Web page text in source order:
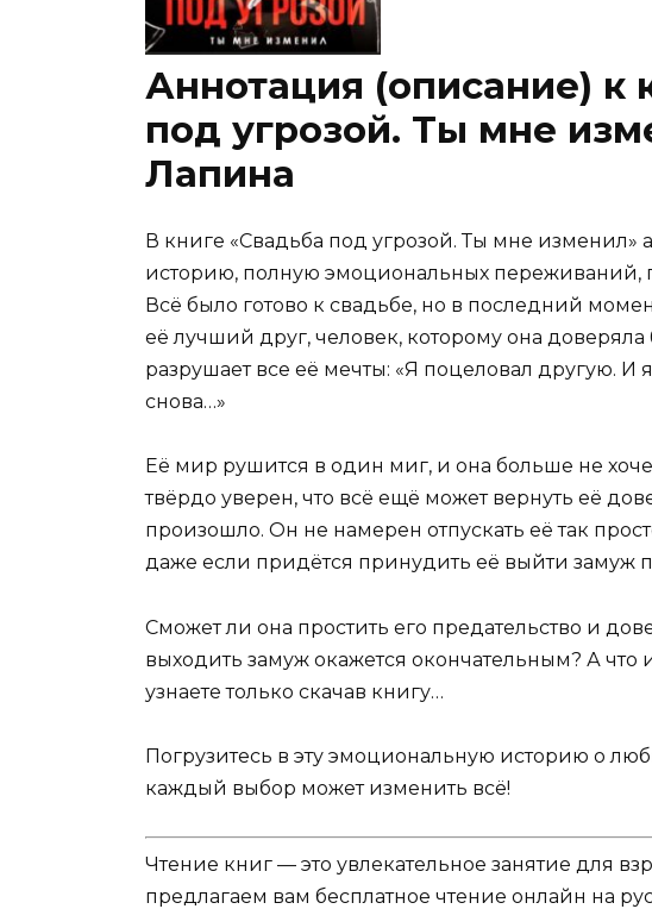
Аннотация (описание) к
под угрозой. Ты мне
Лапина
В книге «Свадьба под угрозой. Ты мне изменил»
историю, полную эмоциональных переживаний,
Всё было готово к свадьбе, но в последний
её лучший друг, человек, которому она
разрушает все её мечты: «Я поцеловал другую. И
снова…»
Её мир рушится в один миг, и она больше не
твёрдо уверен, что всё ещё может вернуть её
произошло. Он не намерен отпускать её так
даже если придётся принудить её выйти замуж
Сможет ли она простить его предательство и
выходить замуж окажется окончательным? А что
узнаете только скачав книгу…
Погрузитесь в эту эмоциональную историю о
каждый выбор может изменить всё!
Чтение книг — это увлекательное занятие для
предлагаем вам бесплатное чтение онлайн на